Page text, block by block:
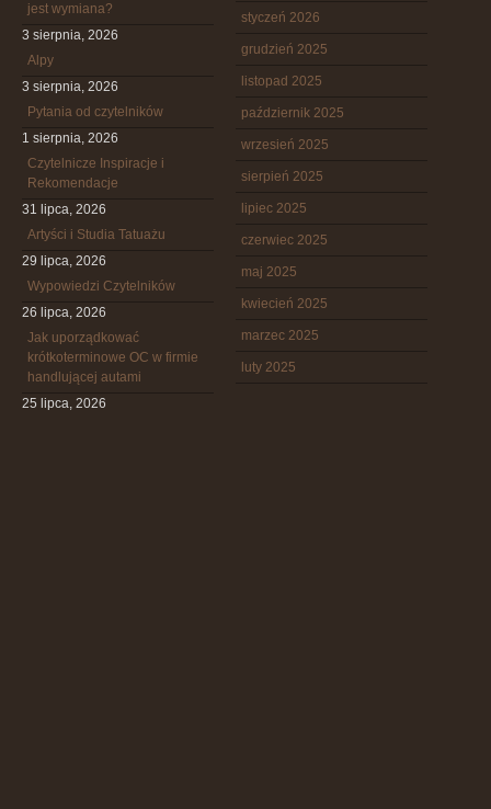
jest wymiana?
3 sierpnia, 2026
Alpy
3 sierpnia, 2026
Pytania od czytelników
1 sierpnia, 2026
Czytelnicze Inspiracje i
Rekomendacje
31 lipca, 2026
Artyści i Studia Tatuażu
29 lipca, 2026
Wypowiedzi Czytelników
26 lipca, 2026
Jak uporządkować
krótkoterminowe OC w firmie
handlującej autami
25 lipca, 2026
styczeń 2026
grudzień 2025
listopad 2025
październik 2025
wrzesień 2025
sierpień 2025
lipiec 2025
czerwiec 2025
maj 2025
kwiecień 2025
marzec 2025
luty 2025